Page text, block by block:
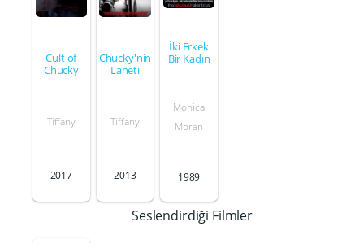
Cult of
Chucky
Tiffany
2017
Chucky'nin
Laneti
Tiffany
2013
İki Erkek
Bir Kadın
Monica
Moran
1989
Seslendirdiği Filmler